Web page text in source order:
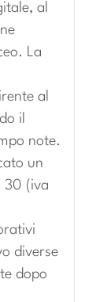
al
La
al
il
note.
un
30 (iva
diverse
dopo